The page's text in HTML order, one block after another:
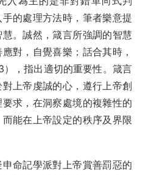
的處理方法時，筆者樂意提
。誠然，箴言所強調的智慧
對，自覺喜樂；話合其時，
，指出適切的重要性。箴言
上帝虔誠的心，遵行上帝創
求，在洞察處境的複雜性的
能在上帝設定的秩序及界限
命記學派對上帝賞善罰惡的